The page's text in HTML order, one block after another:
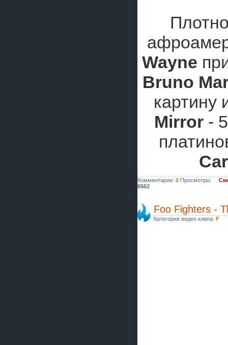
Wayne
Bruno
картину
Mirror -
Комментарии: 0 Просмотры:
6562
Foo Fighters -
Категория видео клипа: F